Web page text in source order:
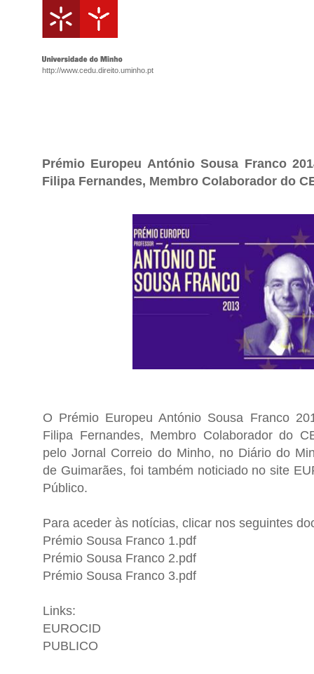
http://www.cedu.direito.uminho.pt
Prémio Europeu António Sousa Franco
Filipa Fernandes, Membro Colaborador do
O Prémio Europeu António Sousa Franco
Filipa Fernandes, Membro Colaborador do
pelo Jornal Correio do Minho, no Diário do
de Guimarães, foi também noticiado no site
Público.
Para aceder às notícias, clicar nos seguintes
Prémio Sousa Franco 1.pdf
Prémio Sousa Franco 2.pdf
Prémio Sousa Franco 3.pdf
Links:
EUROCID
PUBLICO